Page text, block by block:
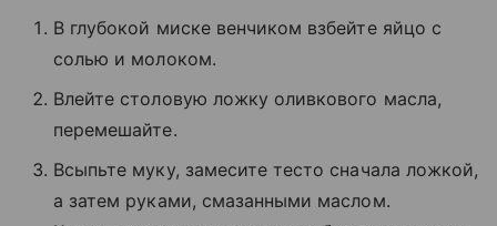
В глубокой миске венчиком взбейте яйцо с
солью и молоком.
Влейте столовую ложку оливкового масла,
перемешайте.
Всыпьте муку, замесите тесто сначала ложкой,
а затем руками, смазанными маслом.